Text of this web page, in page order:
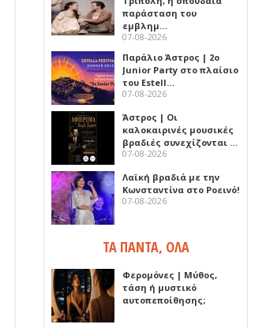
παράσταση του
εμβλημ…
07-08-2026
Παράλιο Άστρος | 2ο
Junior Party στο πλαίσιο
του Estell…
07-08-2026
Άστρος | Οι
καλοκαιρινές μουσικές
βραδιές συνεχίζονται …
07-08-2026
Λαϊκή βραδιά με την
Κωνσταντίνα στο Ροεινό!
07-08-2026
ΤΑ ΠΑΝΤΑ, ΟΛΑ
Φερομόνες | Μύθος,
τάση ή μυστικό
αυτοπεποίθησης;